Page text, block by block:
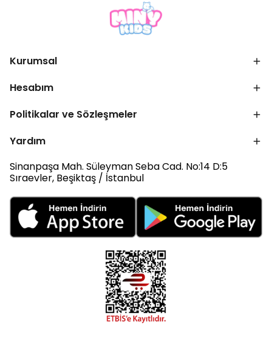
Kurumsal
Hesabım
Politikalar ve Sözleşmeler
Yardım
Sinanpaşa Mah. Süleyman Seba Cad. No:14 D:5
Sıraevler, Beşiktaş / İstanbul